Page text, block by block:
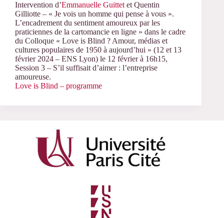
Intervention d’Emmanuelle Guittet et Quentin
Gilliotte – « Je vois un homme qui pense à vous ».
L’encadrement du sentiment amoureux par les
praticiennes de la cartomancie en ligne » dans le cadre
du Colloque « Love is Blind ? Amour, médias et
cultures populaires de 1950 à aujourd’hui » (12 et 13
février 2024 – ENS Lyon) le 12 février à 16h15,
Session 3 – S’il suffisait d’aimer : l’entreprise
amoureuse.
Love is Blind – programme